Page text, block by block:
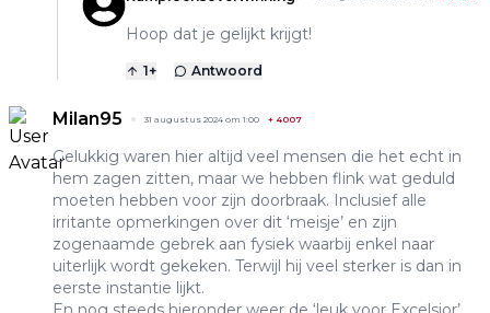
Hoop dat je gelijkt krijgt!
1+ Antwoord
Milan95 31 augustus 2024 om 1:00 + 4007
Gelukkig waren hier altijd veel mensen die het echt in
hem zagen zitten, maar we hebben flink wat geduld
moeten hebben voor zijn doorbraak. Inclusief alle
irritante opmerkingen over dit ‘meisje’ en zijn
zogenaamde gebrek aan fysiek waarbij enkel naar
uiterlijk wordt gekeken. Terwijl hij veel sterker is dan in
eerste instantie lijkt.